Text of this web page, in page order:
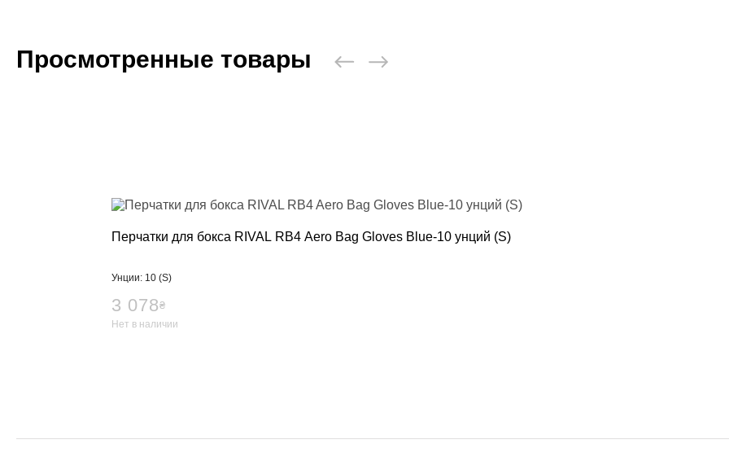
Просмотренные товары
Перчатки для бокса RIVAL RB4 Aero Bag Gloves Blue-10 унций (S)
Унции: 10 (S)
3 078₴
Нет в наличии